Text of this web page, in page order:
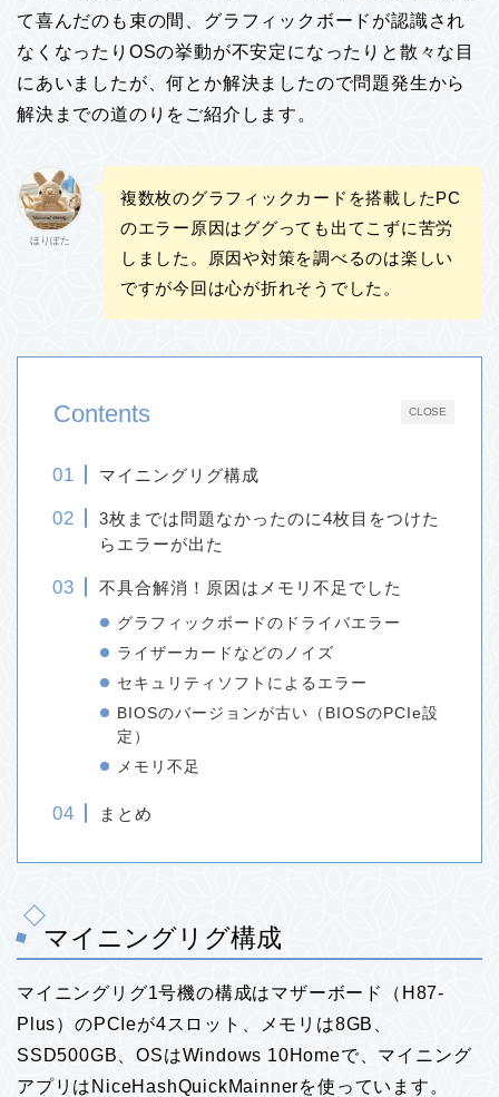
て喜んだのも束の間、グラフィックボードが認識され
なくなったりOSの挙動が不安定になったりと散々な目
にあいましたが、何とか解決ましたので問題発生から
解決までの道のりをご紹介します。
ほりぽた
複数枚のグラフィックカードを搭載したPC
のエラー原因はググっても出てこずに苦労
しました。原因や対策を調べるのは楽しい
ですが今回は心が折れそうでした。
CLOSE
Contents
マイニングリグ構成
3枚までは問題なかったのに4枚目をつけた
らエラーが出た
不具合解消！原因はメモリ不足でした
グラフィックボードのドライバエラー
ライザーカードなどのノイズ
セキュリティソフトによるエラー
BIOSのバージョンが古い（BIOSのPCIe設
定）
メモリ不足
まとめ
マイニングリグ構成
マイニングリグ1号機の構成はマザーボード（H87-
Plus）のPCIeが4スロット、メモリは8GB、
SSD500GB、OSはWindows 10Homeで、マイニング
アプリはNiceHashQuickMainnerを使っています。